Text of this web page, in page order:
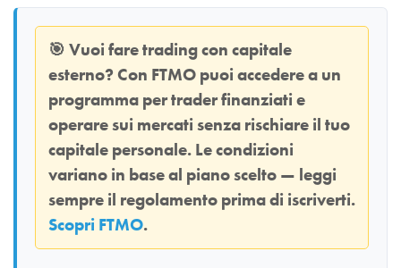
🎯 Vuoi fare trading con capitale
esterno? Con FTMO puoi accedere a un
programma per trader finanziati e
operare sui mercati senza rischiare il tuo
capitale personale. Le condizioni
variano in base al piano scelto — leggi
sempre il regolamento prima di iscriverti.
Scopri FTMO.